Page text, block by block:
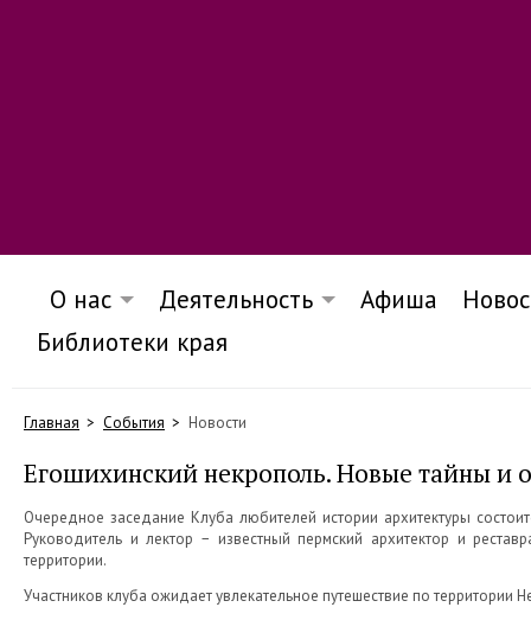
О нас Деятельность Афиша
Библиотеки края
Главная События Новости
Егошихинский некрополь. Новые тайны и
Очередное заседание Клуба любителей истории архитектуры
Руководитель и лектор − известный пермский архитектор и
территории.
Участников клуба ожидает увлекательное путешествие по территории